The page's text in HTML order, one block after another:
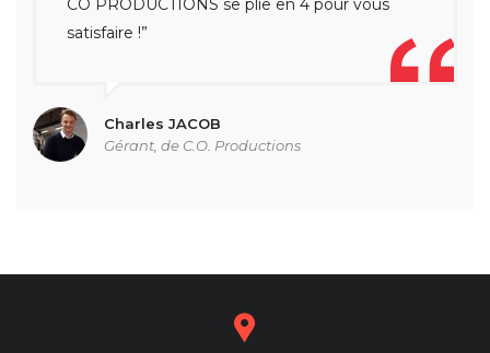
CO PRODUCTIONS se plie en 4 pour vous
satisfaire !”
Charles JACOB
Gérant, de C.O. Productions